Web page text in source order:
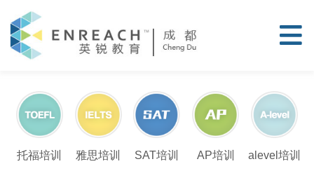
托福培训 雅思培训 SAT培训 AP培训 alevel培训